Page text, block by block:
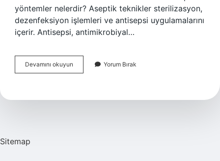
yöntemler nelerdir? Aseptik teknikler sterilizasyon,
dezenfeksiyon işlemleri ve antisepsi uygulamalarını
içerir. Antisepsi, antimikrobiyal…
Devamını okuyun
Servis
Yorum Bırak
Sitemap